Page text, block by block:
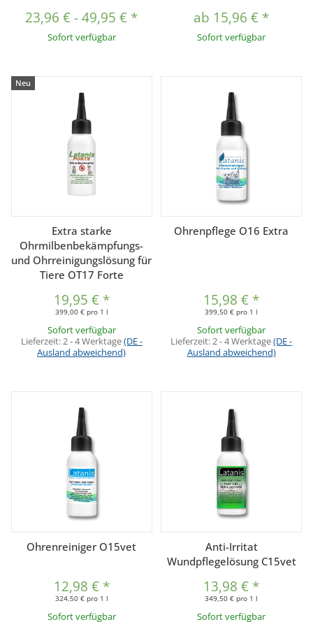
23,96 €-49,95 € *
Sofort verfügbar
ab 15,96 € *
Sofort verfügbar
Neu
Extra starke
Ohrmilbenbekämpfungs-
und Ohrreinigungslösung für
Tiere OT17 Forte
19,95 € *
399,00 € pro 1 l
Sofort verfügbar
Lieferzeit:2 - 4 Werktage(DE -
Ausland abweichend)
Ohrenpflege O16 Extra
15,98 € *
399,50 € pro 1 l
Sofort verfügbar
Lieferzeit:2 - 4 Werktage(DE -
Ausland abweichend)
Ohrenreiniger O15vet
12,98 € *
324,50 € pro 1 l
Sofort verfügbar
Anti-Irritat
Wundpflegelösung C15vet
13,98 € *
349,50 € pro 1 l
Sofort verfügbar